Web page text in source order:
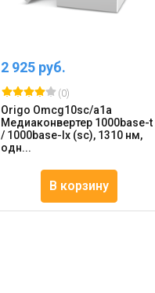
2 925 руб.
(0)
Origo Omcg10sc/a1a
Медиаконвертер 1000base-t
/ 1000base-lx (sc), 1310 нм,
одн...
В корзину